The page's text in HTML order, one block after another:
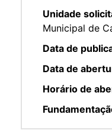
Unidade
Municipal de
Data de
Data de
Horário de